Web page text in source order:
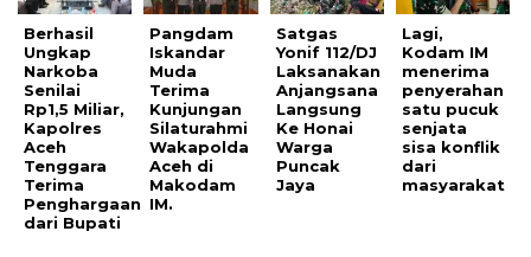
Berhasil
Ungkap
Narkoba
Senilai
Rp1,5 Miliar,
Kapolres
Aceh
Tenggara
Terima
Penghargaan
dari Bupati
Pangdam
Iskandar
Muda
Terima
Kunjungan
Silaturahmi
Wakapolda
Aceh di
Makodam
IM.
Satgas
Yonif 112/DJ
Laksanakan
Anjangsana
Langsung
Ke Honai
Warga
Puncak
Jaya
Lagi,
Kodam IM
menerima
penyerahan
satu pucuk
senjata
sisa konflik
dari
masyarakat